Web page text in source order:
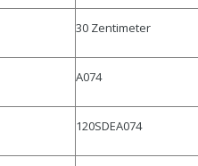
30 Zentimeter
A074
120SDEA074